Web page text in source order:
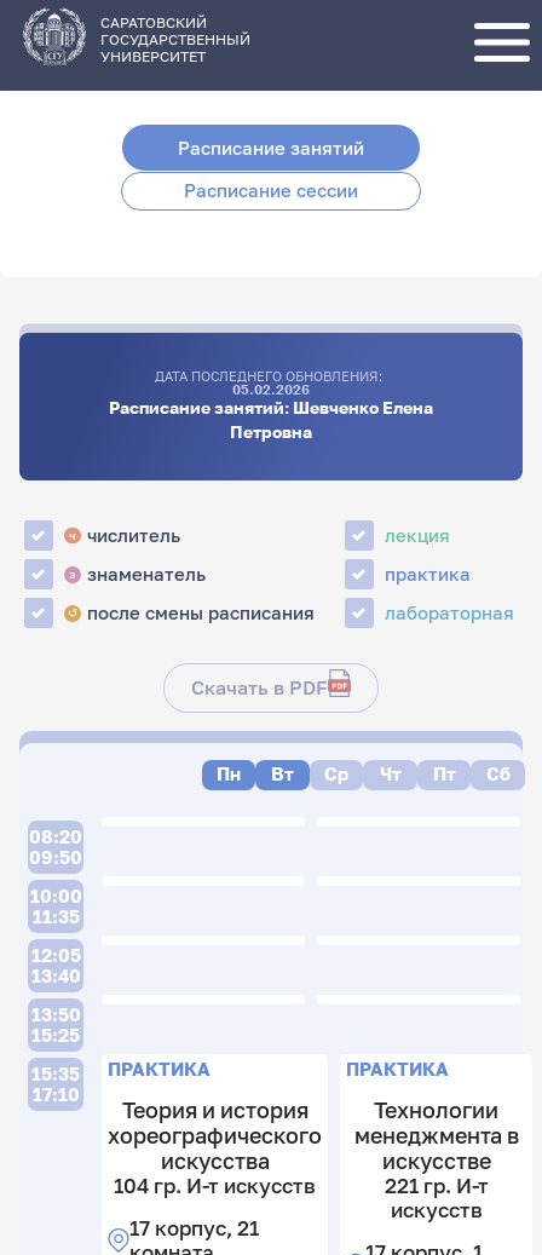
основному
содержанию
САРАТОВСКИЙ
ГОСУДАРСТВЕННЫЙ
УНИВЕРСИТЕТ
Расписание занятий
Расписание сессии
ДАТА ПОСЛЕДНЕГО ОБНОВЛЕНИЯ:
05.02.2026
Расписание занятий: Шевченко Елена
Петровна
ч числитель
з знаменатель
↺ после смены расписания
лекция
практика
лабораторная
Скачать в PDF
Пн Вт Ср Чт Пт Сб
08:20
09:50
10:00
11:35
12:05
13:40
13:50
15:25
15:35
17:10
ПРАКТИКА
Теория и история
хореографического
искусства
104 гр. И-т искусств
17 корпус, 21
ПРАКТИКА
Технологии
менеджмента в
искусстве
221 гр. И-т
искусств